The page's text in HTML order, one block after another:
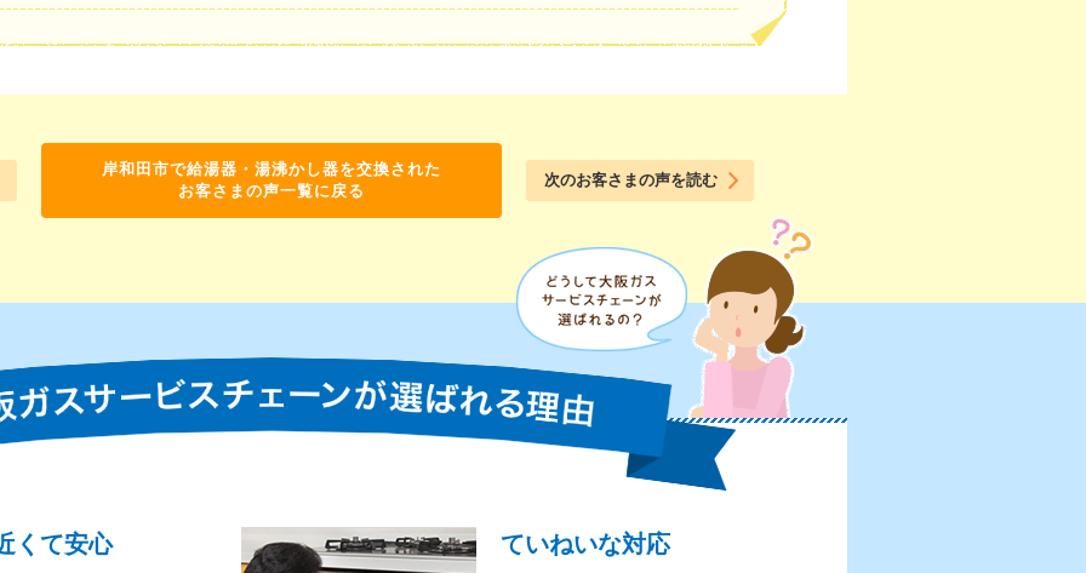
岸和田市で給湯器・湯沸かし器を交換された
お客さまの声一覧に戻る
次のお客さまの声を読む
くて安心 ていねいな対応